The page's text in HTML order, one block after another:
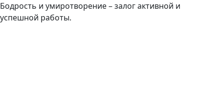
Бодрость и умиротворение – залог активной и
успешной работы.